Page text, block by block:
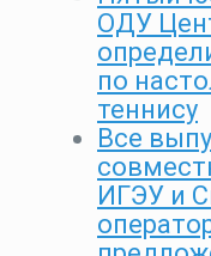
ОДУ
по
теннису
Все
ИГЭУ и